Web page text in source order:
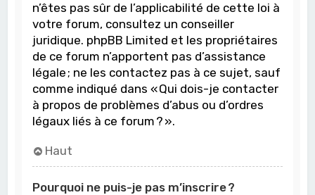
n’êtes pas sûr de l’applicabilité de cette loi à
votre forum, consultez un conseiller
juridique. phpBB Limited et les propriétaires
de ce forum n’apportent pas d’assistance
légale ; ne les contactez pas à ce sujet, sauf
comme indiqué dans « Qui dois-je contacter
à propos de problèmes d’abus ou d’ordres
légaux liés à ce forum ? ».
Haut
Pourquoi ne puis-je pas m’inscrire ?